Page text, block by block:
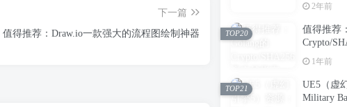
下一篇
值得推荐：Draw.io一款强大的流程图绘制神器
2年前
值得推荐
Crypto/
1年前
TOP20
UE5（虚
Military
TOP21